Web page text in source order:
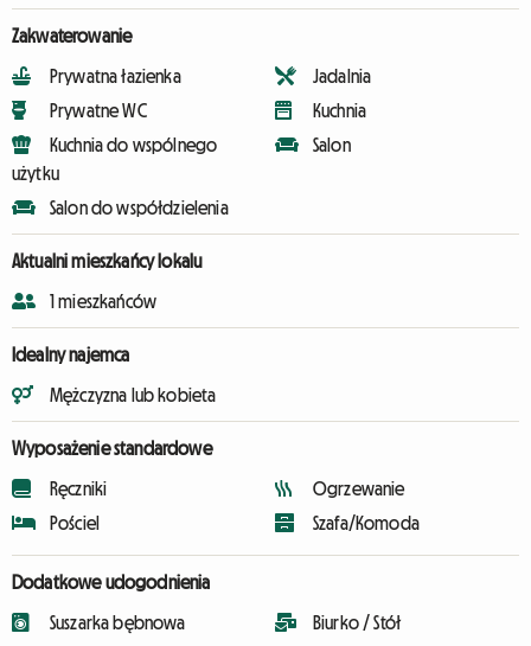
Zakwaterowanie
Prywatna łazienka
Prywatne WC
Kuchnia do wspólnego
użytku
Salon do współdzielenia
Jadalnia
Kuchnia
Salon
Aktualni mieszkańcy lokalu
1 mieszkańców
Idealny najemca
Mężczyzna lub kobieta
Wyposażenie standardowe
Ręczniki
Pościel
Ogrzewanie
Szafa/Komoda
Dodatkowe udogodnienia
Suszarka bębnowa Biurko / Stół